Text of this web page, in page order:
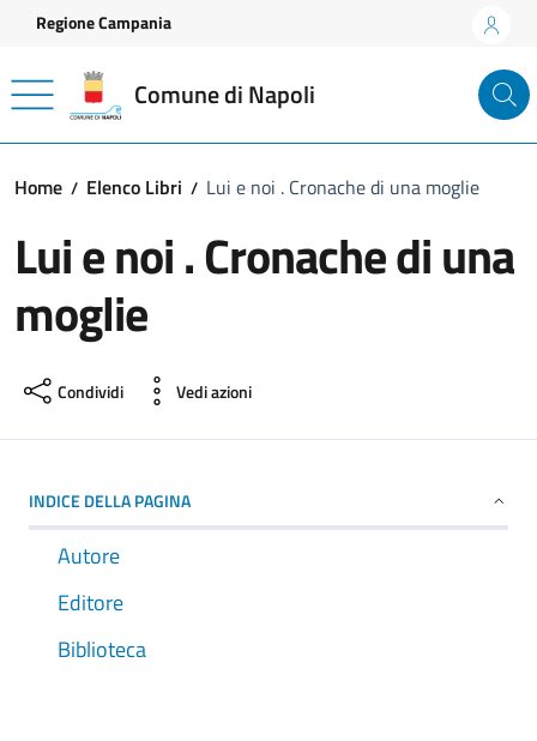
Vai ai contenuti
Vai al footer
Regione Campania
Comune di Napoli
Home Elenco Libri Lui e noi . Cronache di una moglie
Lui e noi . Cronache di una
moglie
Condividi Vedi azioni
INDICE DELLA PAGINA
Autore
Editore
Biblioteca